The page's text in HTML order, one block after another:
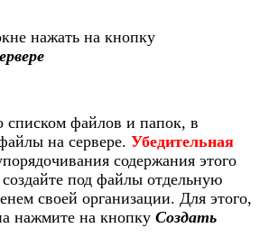
нажать на кнопку
списком файлов и папок, в
на сервере. Убедительная
содержания этого
создайте под файлы отдельную
своей организации. Для этого,
нажмите на кнопку Создать